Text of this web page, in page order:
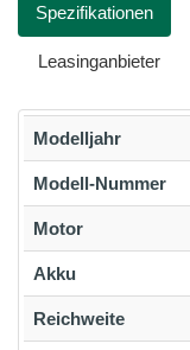
Spezifikationen
Leasinganbieter
Modelljahr
Modell-Nummer
Motor
Akku
Reichweite